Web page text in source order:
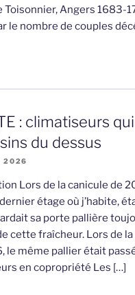
Toisonnier, Angers 1683-
le nombre de couples
: climatiseurs
du dessus
2026
Lors de la canicule de
étage où j’habite,
sa porte pallière
cette fraîcheur. Lors de la
le même pallier était
en copropriété Les […]